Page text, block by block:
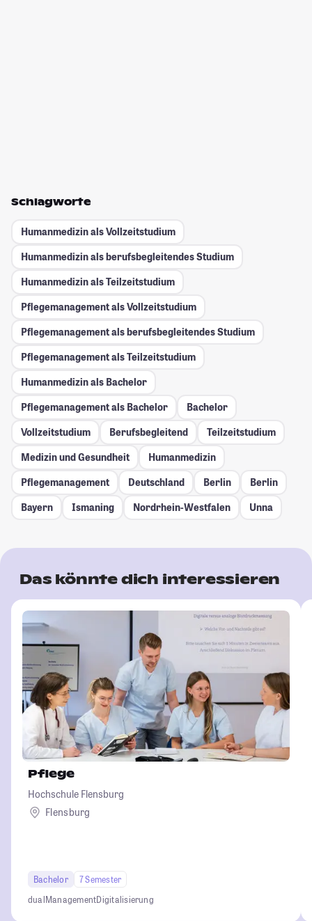
Schlagworte
Humanmedizin als Vollzeitstudium
Humanmedizin als berufsbegleitendes Studium
Humanmedizin als Teilzeitstudium
Pflegemanagement als Vollzeitstudium
Pflegemanagement als berufsbegleitendes Studium
Pflegemanagement als Teilzeitstudium
Humanmedizin als Bachelor
Pflegemanagement als Bachelor
Bachelor
Vollzeitstudium
Berufsbegleitend
Teilzeitstudium
Medizin und Gesundheit
Humanmedizin
Pflegemanagement
Deutschland Berlin
Berlin
Bayern
Ismaning Nordrhein-Westfalen Unna
Das könnte dich interessieren
Pflege
Hochschule Flensburg
Flensburg
Bachelor
7 Semester
dualManagementDigitalisierung